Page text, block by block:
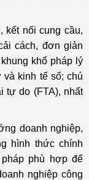
kết nối cung cầu,
cách, đơn giản
khổ pháp lý
kinh tế số; chú
tự do (FTA), nhất
doanh nghiệp,
hình thức chính
phù hợp để
nghiệp công